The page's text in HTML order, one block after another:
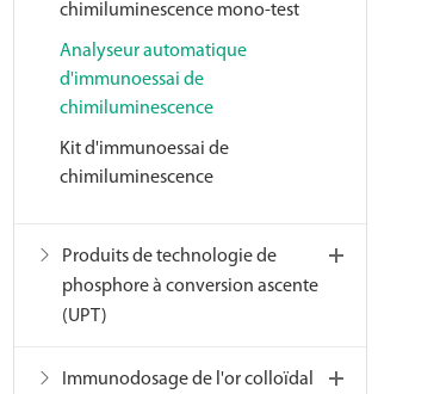
chimiluminescence mono-test
Analyseur automatique
d'immunoessai de
chimiluminescence
Kit d'immunoessai de
chimiluminescence
Produits de technologie de
phosphore à conversion ascente
(UPT)
Immunodosage de l'or colloïdal